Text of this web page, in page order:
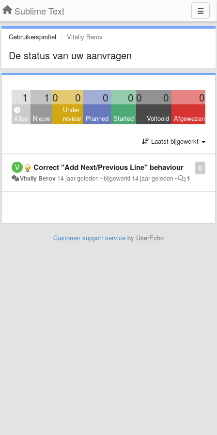
Sublime Text
Gebruikersprofiel Vitaliy Berov
De status van uw aanvragen
1 1 0 0 0 0 0 0 0
Alles Nieuw
Under
review Planned Started Voltooid Afgewezen
Laatst bijgewerkt
0
Correct "Add Next/Previous Line" behaviour
Vitaliy Berov 14 jaar geleden •bijgewerkt 14 jaar geleden • 1
Customer support service by UserEcho